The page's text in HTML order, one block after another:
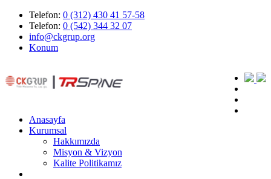
Telefon: 0 (312) 430 41 57-58
Telefon: 0 (542) 344 32 07
info@ckgrup.org
Konum
Anasayfa
Kurumsal
Hakkımızda
Misyon & Vizyon
Kalite Politikamız